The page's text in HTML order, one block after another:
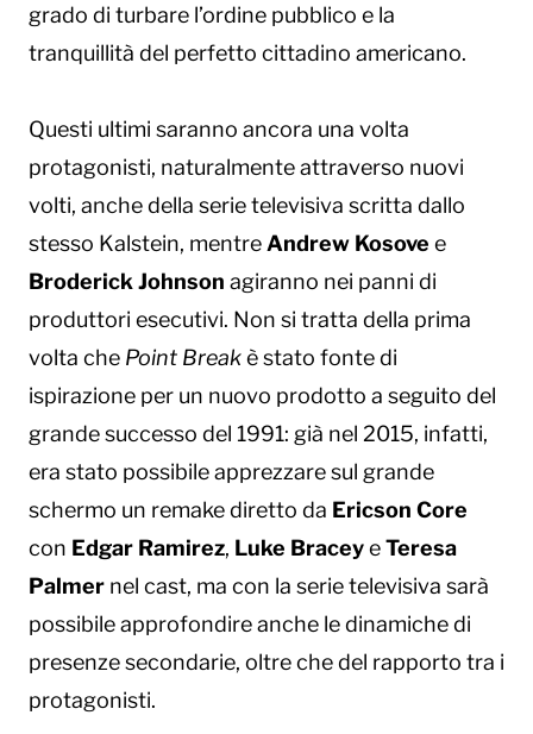
grado di turbare l’ordine pubblico e la
tranquillità del perfetto cittadino americano.
Questi ultimi saranno ancora una volta
protagonisti, naturalmente attraverso nuovi
volti, anche della serie televisiva scritta dallo
stesso Kalstein, mentre Andrew Kosove e
Broderick Johnson agiranno nei panni di
produttori esecutivi. Non si tratta della prima
volta che Point Breakè stato fonte di
ispirazione per un nuovo prodotto a seguito del
grande successo del 1991: già nel 2015, infatti,
era stato possibile apprezzare sul grande
schermo un remake diretto da Ericson Core
con Edgar Ramirez, Luke BraceyeTeresa
Palmer nel cast, ma con la serie televisiva sarà
possibile approfondire anche le dinamiche di
presenze secondarie, oltre che del rapporto tra i
protagonisti.